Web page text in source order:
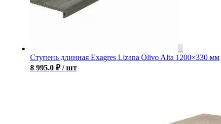
Ступень длинная Exagres Lizana Olivo Alta 1200×330 мм
8 995.0 ₽ / шт